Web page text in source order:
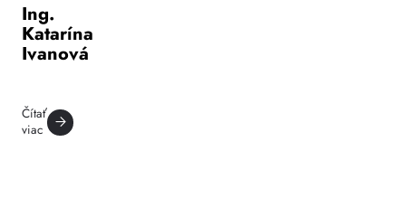
Ing.
Katarína
Ivanová
Čítať
viac